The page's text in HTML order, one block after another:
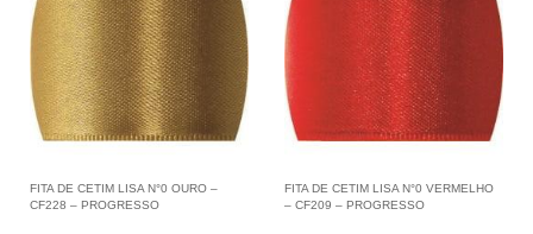
FITA DE CETIM LISA N°0 OURO –
CF228 – PROGRESSO
FITA DE CETIM LISA N°0 VERMELHO
– CF209 – PROGRESSO